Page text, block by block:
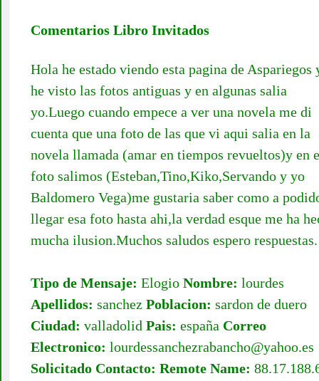
Comentarios Libro Invitados
Hola he estado viendo esta pagina de Aspariegos
he visto las fotos antiguas y en algunas salia
yo.Luego cuando empece a ver una novela me di
cuenta que una foto de las que vi aqui salia en la
novela llamada (amar en tiempos revueltos)y en
foto salimos (Esteban,Tino,Kiko,Servando y yo
Baldomero Vega)me gustaria saber como a
llegar esa foto hasta ahi,la verdad esque me ha
mucha ilusion.Muchos saludos espero respuestas.
Tipo de Mensaje: Elogio Nombre: lourdes
Apellidos: sanchez Poblacion: sardon de duero
Ciudad: valladolid Pais: españa Correo
Electronico: lourdessanchezrabancho@yahoo.es
Solicitado Contacto: Remote Name: